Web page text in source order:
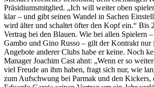
Präsidiumsmitglied. „Ich will weiter oben
klar – und gibt seinen Wandel in Sachen
wird älter und schaltet öfter den Kopf ein.“ Bis
Vertrag bei den Blauen. Wie bei allen Spielern
Gambo und Gino Russo – gilt der Kontrakt nur
Angebote anderer Clubs habe er keine. Noch
Manager Joachim Cast ahnt: „Wenn er so
viel Freude an ihm haben, fragt sich nur, wie
zum Aufschwung bei Parmak und den Kickers,